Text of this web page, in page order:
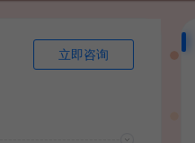
立即咨询